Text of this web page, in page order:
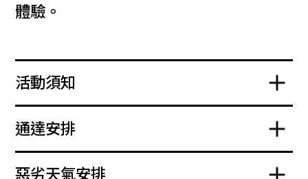
體驗。
活動須知
通達安排
惡劣天氣安排